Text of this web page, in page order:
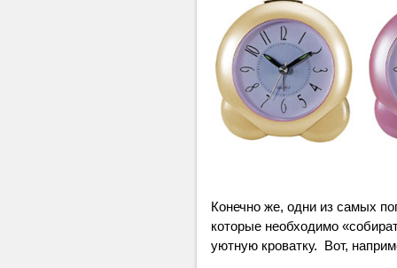
Конечно же, одни из самых
которые необходимо
уютную кроватку. Вот,